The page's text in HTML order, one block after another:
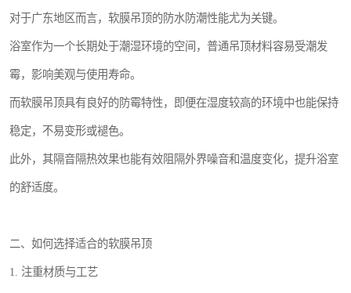
对于广东地区而言，软膜吊顶的防水防潮性能尤为关键。
浴室作为一个长期处于潮湿环境的空间，普通吊顶材料容易受潮发
霉，影响美观与使用寿命。
而软膜吊顶具有良好的防霉特性，即便在湿度较高的环境中也能保持
稳定，不易变形或褪色。
此外，其隔音隔热效果也能有效阻隔外界噪音和温度变化，提升浴室
的舒适度。
二、如何选择适合的软膜吊顶
1. 注重材质与工艺